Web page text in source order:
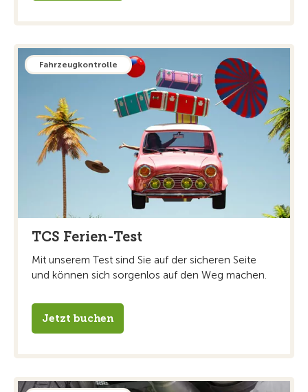
Fahrzeugkontrolle
TCS Ferien-Test
Mit unserem Test sind Sie auf der sicheren Seite
und können sich sorgenlos auf den Weg machen.
Jetzt buchen